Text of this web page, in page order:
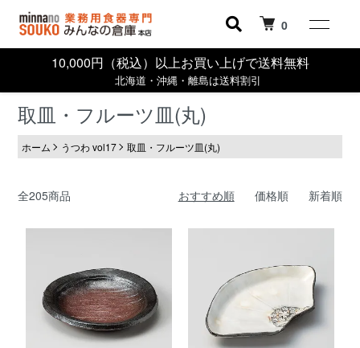
0
10,000円（税込）以上お買い上げで送料無料
北海道・沖縄・離島は送料割引
取皿・フルーツ皿(丸)
ホーム うつわ vol17 取皿・フルーツ皿(丸)
全205商品 おすすめ順 価格順 新着順